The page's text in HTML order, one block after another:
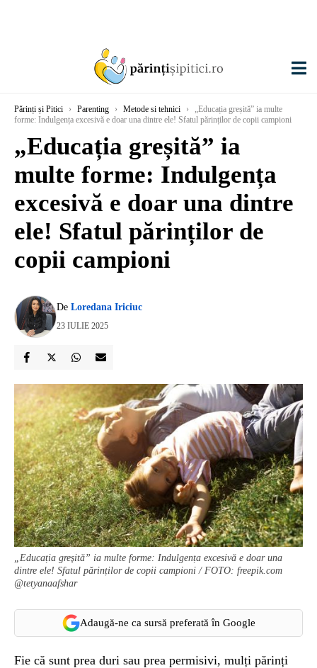
Părinți și Pitici › Parenting › Metode si tehnici ›
„Educația greșită” ia multe
forme: Indulgența excesivă e doar una dintre ele! Sfatul părinților de copii campioni
„Educația greșită” ia
multe forme: Indulgența
excesivă e doar una dintre
ele! Sfatul părinților de
copii campioni
De Loredana Iriciuc
23 IULIE 2025
„Educația greșită” ia multe forme: Indulgența excesivă e doar una
dintre ele! Sfatul părinților de copii campioni / FOTO: freepik.com
@tetyanaafshar
Adaugă-ne ca sursă preferată în Google
Fie că sunt prea duri sau prea permisivi, mulți părinți